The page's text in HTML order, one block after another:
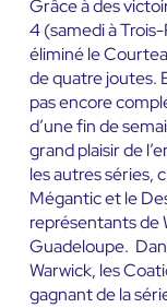
Grâce à des
4 (samedi à
éliminé le
de quatre joutes.
pas encore
d’une fin de
grand plaisir de
les autres séries,
Mégantic et le
représentants de
Guadeloupe.
Warwick, les
gagnant de la